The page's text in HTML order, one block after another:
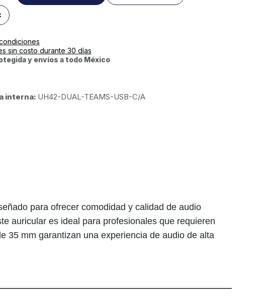
sin costo durante 30 días
y envíos a todo México
interna: UH42-DUAL-TEAMS-USB-C/A
para ofrecer comodidad y calidad de audio
auricular es ideal para profesionales que requieren
35 mm garantizan una experiencia de audio de alta